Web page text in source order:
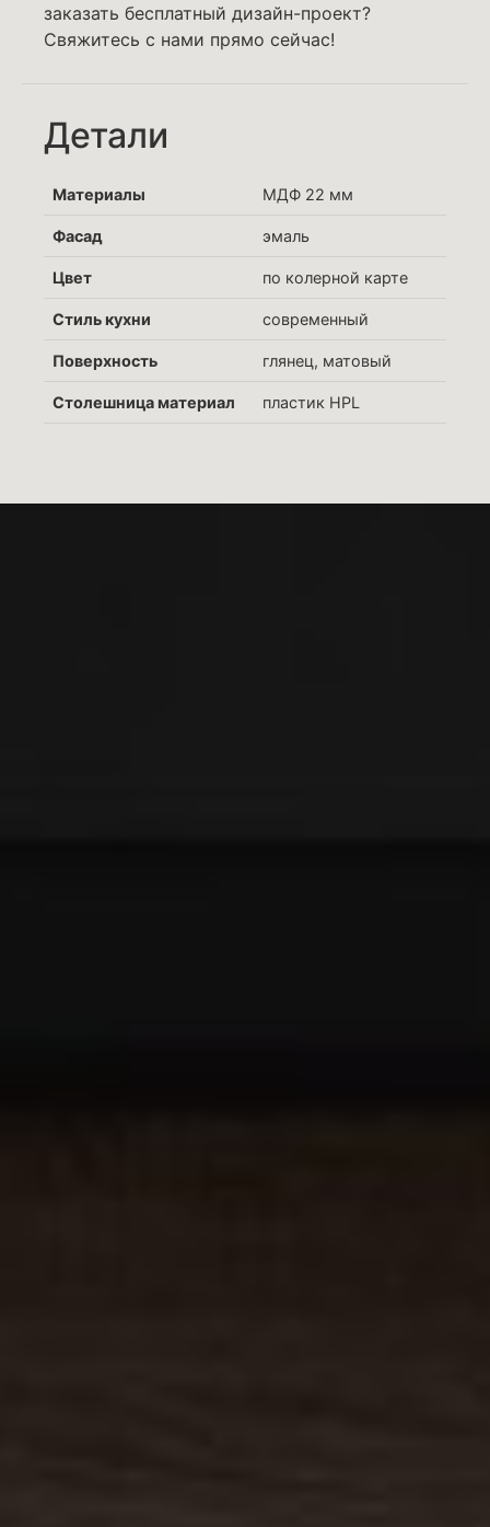
заказать бесплатный дизайн-проект?
Свяжитесь с нами прямо сейчас!
Детали
Материалы МДФ 22 мм
Фасад эмаль
Цвет по колерной карте
Стиль кухни современный
Поверхность глянец, матовый
Столешница материал пластик HPL